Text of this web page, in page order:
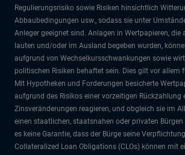
Regulierungsrisiko sowie Risiken hinsichtlich
Abbaubedingungen usw., sodass sie unter
Anleger geeignet sind. Anlagen in Wertpapieren, die
lauten und/oder im Ausland begeben wurden,
aufgrund von Wechselkursschwankungen sowie
politischen Risiken behaftet sein. Dies gilt vor allem
Mit Hypotheken und Forderungen besicherte
aufgrund des Risikos einer vorzeitigen
Zinsveränderungen reagieren, und obgleich sie im
einen staatlichen, staatsnahen oder privaten
es keine Garantie, dass der Bürge seine
Collateralized Loan Obligations (CLOs) können mit